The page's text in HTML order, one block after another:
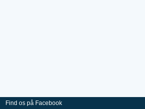
Find os på Facebook